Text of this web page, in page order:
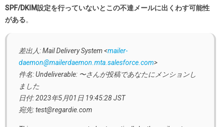
SPF/DKIM設定を行っていないとこの不達メールに出くわす可能性
がある。
差出人: Mail Delivery System <mailer-
daemon@mailerdaemon.mta.salesforce.com>
件名: Undeliverable: 〜さんが投稿であなたにメンションし
ました
日付: 2023年5月01日 19:45:28 JST
宛先: test@regardie.com